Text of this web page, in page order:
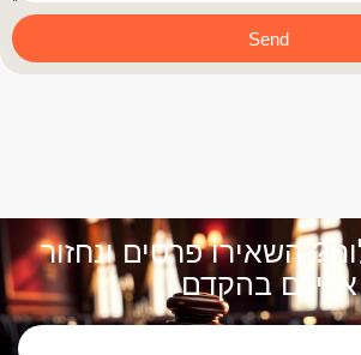
Send
השאירו פרטים ונחזור
אליכם בהקדם